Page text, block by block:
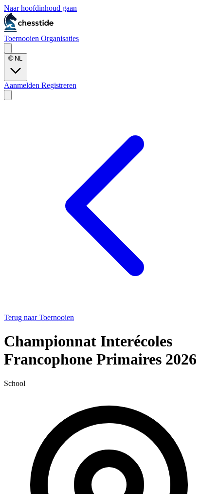
Naar hoofdinhoud gaan
Toernooien Organisaties
🌐 NL
Aanmelden Registreren
Terug naar Toernooien
Championnat Interécoles
Francophone Primaires 2026
School